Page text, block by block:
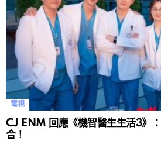
電視
CJ ENM 回應《機智醫生生活3》
合！